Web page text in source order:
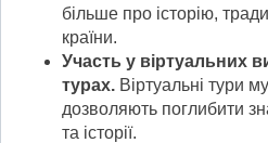
більше про історію,
країни.
Участь у віртуальних
турах. Віртуальні тури
дозволяють поглибити
та історії.